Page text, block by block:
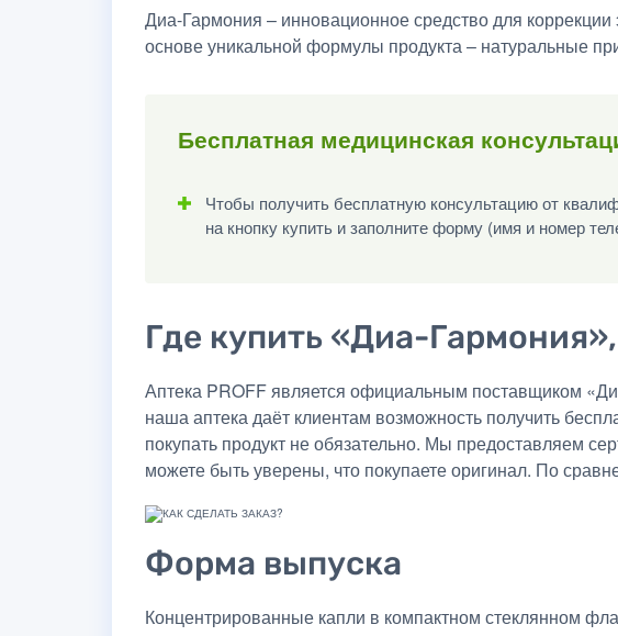
Диа-Гармония – инновационное средство для
основе уникальной формулы продукта – натуральные
Бесплатная медицинская
Чтобы получить бесплатную консультацию от
на кнопку купить и заполните форму (имя и номер
Где купить «Диа-
Аптека PROFF является официальным поставщиком
наша аптека даёт клиентам возможность получить
покупать продукт не обязательно. Мы предоставляем
можете быть уверены, что покупаете оригинал. По
Форма выпуска
Концентрированные капли в компактном стеклянном